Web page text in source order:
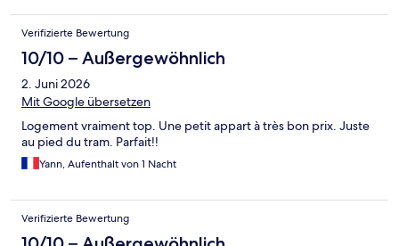
Verifizierte Bewertung
10/10 – Außergewöhnlich
2. Juni 2026
Mit Google übersetzen
Logement vraiment top. Une petit appart à très bon prix. Juste
au pied du tram. Parfait!!
Yann, Aufenthalt von 1 Nacht
Verifizierte Bewertung